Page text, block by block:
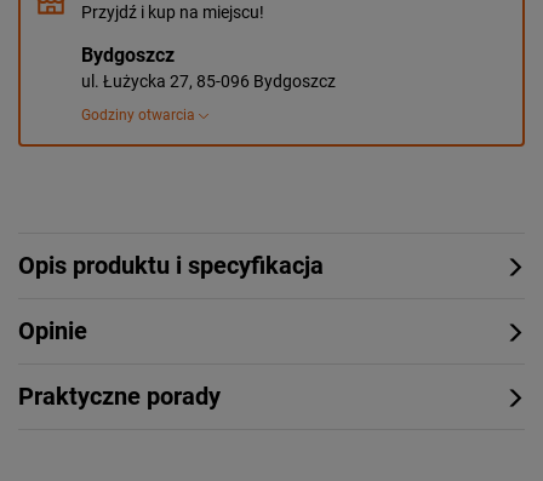
Przyjdź i kup na miejscu!
Bydgoszcz
ul. Łużycka 27, 85-096 Bydgoszcz
Godziny otwarcia
Opis produktu i specyfikacja
Opinie
Praktyczne porady